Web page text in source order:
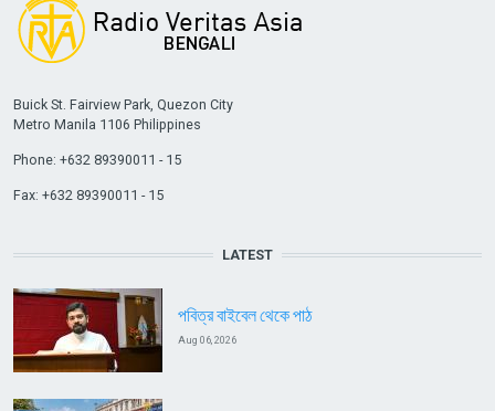
Buick St. Fairview Park, Quezon City
Metro Manila 1106 Philippines
Phone: +632 89390011 - 15
Fax: +632 89390011 - 15
LATEST
পবিত্র বাইবেল থেকে পাঠ
Aug 06, 2026